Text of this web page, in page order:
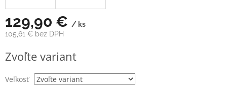
129,90 € / ks
105,61 € bez DPH
cena:
Zvoľte variant
Veľkosť